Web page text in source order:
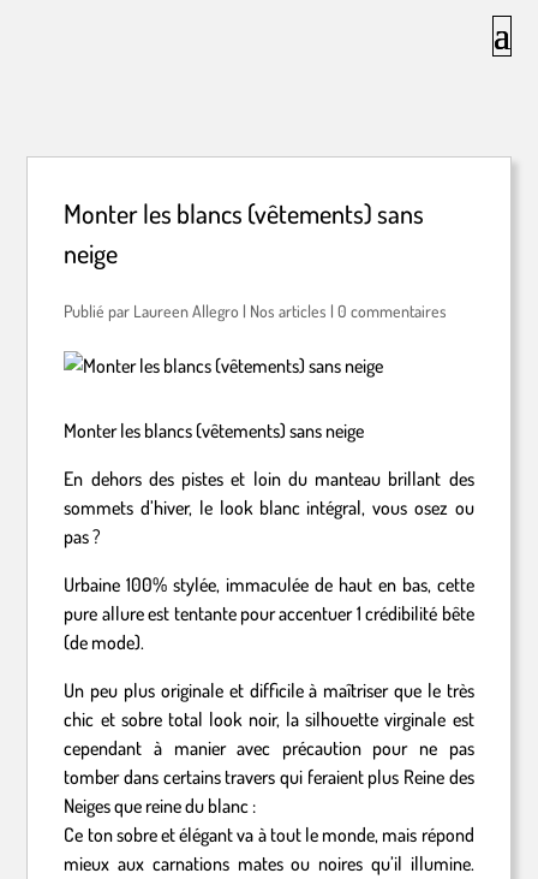
Monter les blancs (vêtements) sans
neige
par Laureen Allegro | Nos articles |0 commentaires
Monter les blancs (vêtements) sans neige
En dehors des pistes et loin du manteau brillant des
sommets d’hiver, le look blanc intégral, vous osez ou
pas ?
Urbaine 100% stylée, immaculée de haut en bas, cette
pure allure est tentante pour accentuer 1 crédibilité bête
(de mode).
Un peu plus originale et difficile à maîtriser que le très
chic et sobre total look noir, la silhouette virginale est
cependant à manier avec précaution pour ne pas
tomber dans certains travers qui feraient plus Reine des
Neiges que reine du blanc :
Ce ton sobre et élégant va à tout le monde, mais répond
mieux aux carnations mates ou noires qu’il illumine.